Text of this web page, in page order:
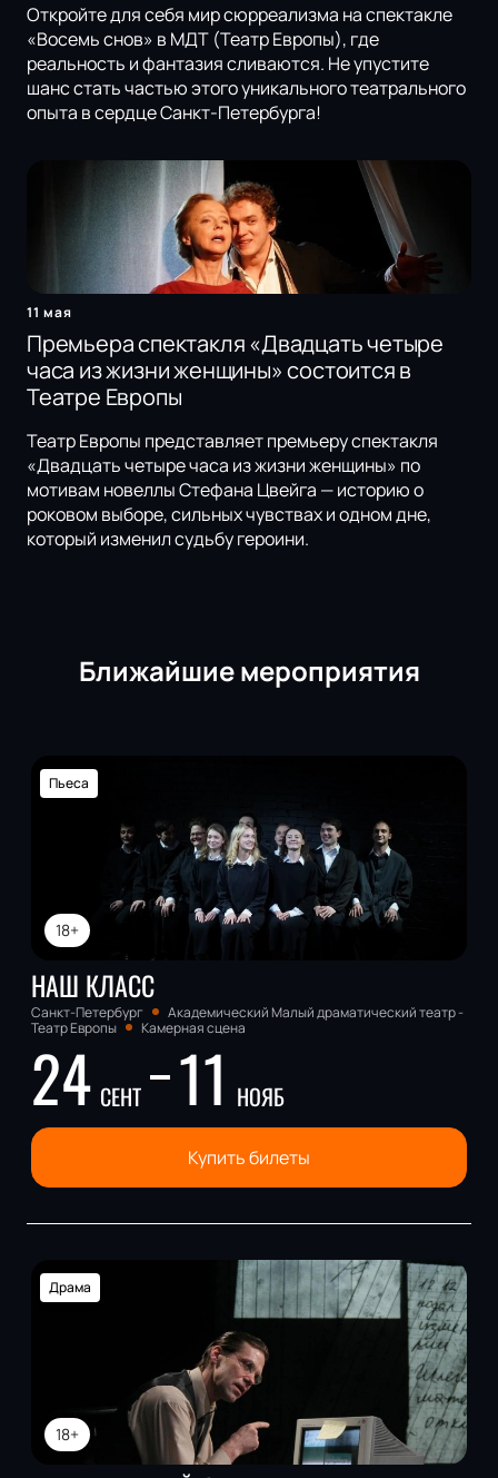
Откройте для себя мир сюрреализма на спектакле
«Восемь снов» в МДТ (Театр Европы), где
реальность и фантазия сливаются. Не упустите
шанс стать частью этого уникального театрального
опыта в сердце Санкт-Петербурга!
11 мая
Премьера спектакля «Двадцать четыре
часа из жизни женщины» состоится в
Театре Европы
Театр Европы представляет премьеру спектакля
«Двадцать четыре часа из жизни женщины» по
мотивам новеллы Стефана Цвейга — историю о
роковом выборе, сильных чувствах и одном дне,
который изменил судьбу героини.
Ближайшие мероприятия
18+
Пьеса
НАШ КЛАСС
Санкт-Петербург
Академический Малый драматический театр -
Театр Европы
Камерная сцена
24 СЕНТ 11 НОЯБ
Купить билеты
18+
Драма